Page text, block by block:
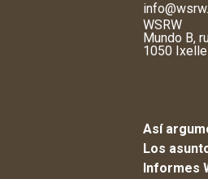
WSRW
Mundo B,
1050
Así
Los
Informes